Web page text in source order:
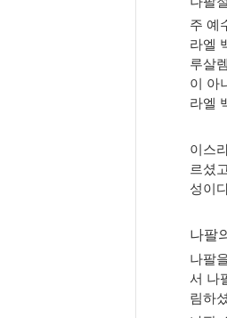
주 예
라엘
루살
이 아
라엘
이스
르셨고
성이
나팔
나팔
서 나
림하